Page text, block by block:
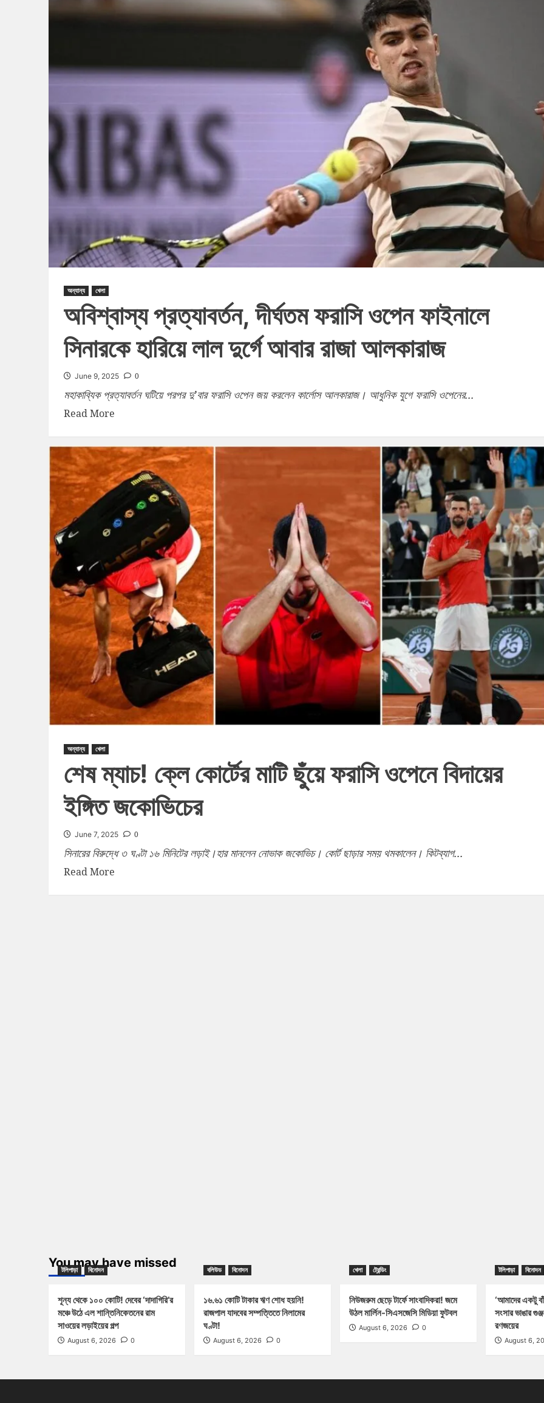
অন্যান্য খেলা
অবিশ্বাস্য প্রত্যাবর্তন, দীর্ঘতম ফরাসি ওপেন ফাইনালে
সিনারকে হারিয়ে লাল দুর্গে আবার রাজা আলকারাজ
June 9, 2025 0
মহাকাব্যিক প্রত্যাবর্তন ঘটিয়ে পরপর দু’বার ফরাসি ওপেন জয় করলেন কার্লোস আলকারাজ। আধুনিক যুগে ফরাসি ওপেনের...
Read More
অন্যান্য খেলা
শেষ ম্যাচ! ক্লে কোর্টের মাটি ছুঁয়ে ফরাসি ওপেনে বিদায়ের
ইঙ্গিত জকোভিচের
June 7, 2025 0
সিনারের বিরুদ্ধে ৩ ঘণ্টা ১৬ মিনিটের লড়াই।হার মানলেন নোভাক জকোভিচ। কোর্ট ছাড়ার সময় থমকালেন। কিটব্যাগ...
Read More
You may have missed
টলিপাড়া বিনোদন
শূন্য থেকে ১০০ কোটি! দেবের ‘দাদাগিরি’র
মঞ্চে উঠে এল শান্তিনিকেতনের রাম
সাওয়ের লড়াইয়ের গল্প
August 6, 2026 0
বলিউড বিনোদন
১৬.৬১ কোটি টাকার ঋণ শোধ হয়নি!
রাজপাল যাদবের সম্পত্তিতে নিলামের
ঘণ্টা!
August 6, 2026 0
খেলা ট্রেন্ডিং
নিউজরুম ছেড়ে টার্ফে সাংবাদিকরা! জমে
উঠল মার্লিন-সিএসজেসি মিডিয়া ফুটবল
August 6, 2026 0
টলিপাড়া বিনোদন
‘আমাদের একটু
সংসার ভাঙার
রণজয়ের
August 6,